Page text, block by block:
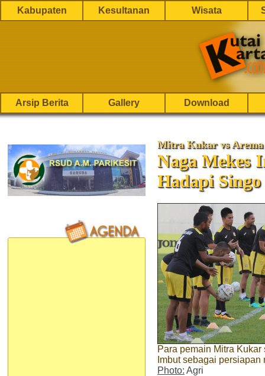
Kabupaten Kesultanan Wisata
Arsip Berita Gallery Download
Mitra Kukar vs Arema
Naga Mekes
Hadapi
Para pemain Mitra
Imbut sebagai
Photo: Agri